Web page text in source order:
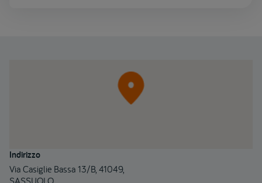
Indirizzo
Via Casiglie Bassa 13/B, 41049,
SASSUOLO